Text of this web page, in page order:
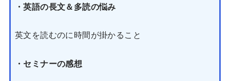
・英語の長文＆多読の悩み
英文を読むのに時間が掛かること
・セミナーの感想